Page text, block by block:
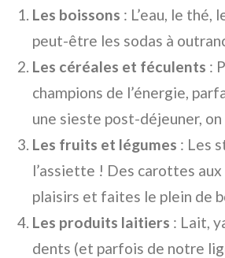
Les boissons : L’eau, le
peut-être les sodas à
Les céréales et féculents :
champions de l’énergie,
une sieste post-déjeuner, on
Les fruits et légumes : Les
l’assiette ! Des carottes
plaisirs et faites le plein de
Les produits laitiers : Lait,
dents (et parfois de notre